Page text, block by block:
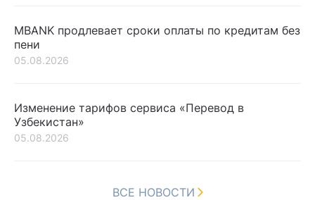
MBANK продлевает сроки оплаты по кредитам без
пени
05.08.2026
Изменение тарифов сервиса «Перевод в
Узбекистан»
05.08.2026
ВСЕ НОВОСТИ